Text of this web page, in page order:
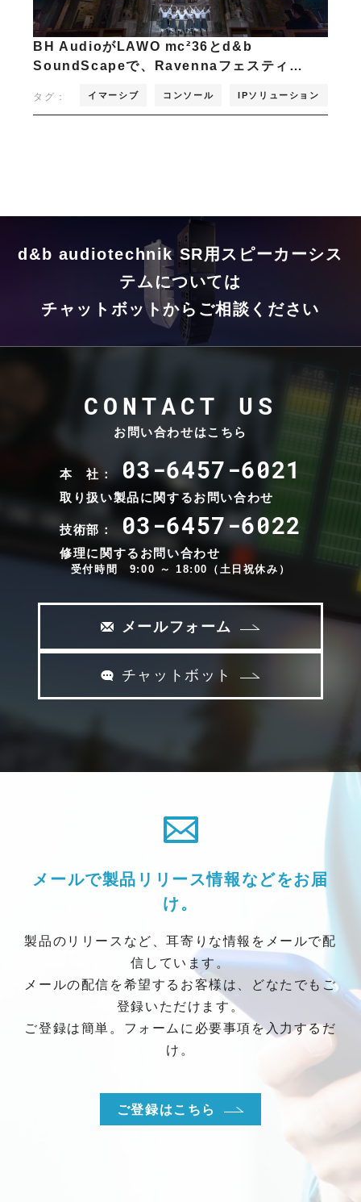
BH AudioがLAWO mc²36とd&b
SoundScapeで、Ravennaフェスティ…
タグ： イマーシブ コンソール IPソリューション
d&b audiotechnik SR用スピーカーシス
テムについては
チャットボットからご相談ください
CONTACT US
お問い合わせはこちら
本 社： 03-6457-6021
取り扱い製品に関するお問い合わせ
技術部： 03-6457-6022
修理に関するお問い合わせ
受付時間 9:00 ～ 18:00（土日祝休み）
メールフォーム
チャットボット
メールで製品リリース情報などをお届
け。
製品のリリースなど、耳寄りな情報をメールで配
信しています。
メールの配信を希望するお客様は、どなたでもご
登録いただけます。
ご登録は簡単。フォームに必要事項を入力するだ
け。
ご登録はこちら